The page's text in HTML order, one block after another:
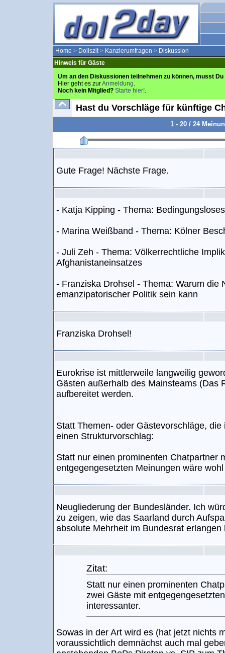
Home > Doliszit> Kanzlerumfragen > Diskussion
Hinweis für Gäste
Um an den Diskussionen teilnehmen zu können, musst
Hier geht es zurAnmeldung.
Noch kein Mitglied? Starte hier!.
Hast du Vorschläge für künftige
1 - 20 / 24
Gute Frage! Nächste Frage.
- Katja Kipping - Thema:
- Marina Weißband - Thema: Kölner
- Juli Zeh - Thema: Völkerrechtliche
Afghanistaneinsatzes
- Franziska Drohsel - Thema: Warum die
emanzipatorischer Politik sein kann
Franziska Drohsel!
Eurokrise ist mittlerweile langweilig
Gästen außerhalb des Mainsteams (Das
aufbereitet werden.
Statt Themen- oder Gästevorschläge,
einen Strukturvorschlag:
Statt nur einen prominenten Chatpartner
entgegengesetzten Meinungen wäre
Neugliederung der Bundesländer. Ich
zu zeigen, wie das Saarland durch
absolute Mehrheit im Bundesrat erlangen
Zitat:
Statt nur einen prominenten
zwei Gäste mit
interessanter.
Sowas in der Art wird es (hat jetzt nichts
voraussichtlich demnächst auch mal